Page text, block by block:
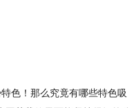
色！那么究竟有哪些特色吸